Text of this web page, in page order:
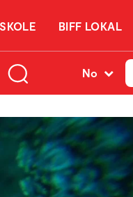
BIFF LOKAL
No